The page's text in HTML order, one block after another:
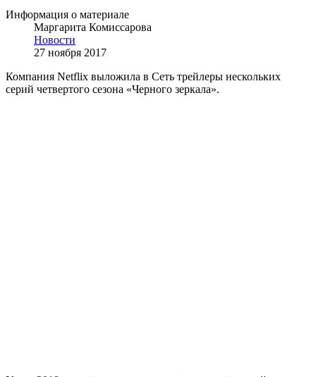
Информация о материале
Маргарита Комиссарова
Новости
27 ноября 2017
Компания Netflix выложила в Сеть трейлеры нескольких
серий четвертого сезона «Черного зеркала».